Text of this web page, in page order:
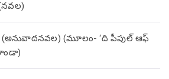
2 (అనువాదనవల) (మూలం- ‘ది పీపుల్ ఆఫ్